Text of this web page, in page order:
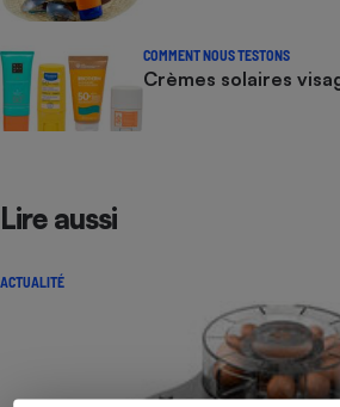
COMMENT NOUS TESTONS
Crèmes solaires
Lire aussi
ACTUALITÉ